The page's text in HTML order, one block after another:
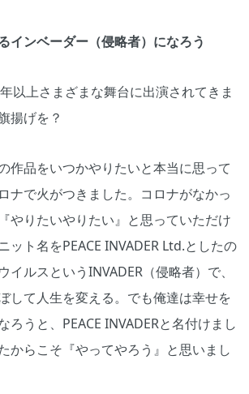
インベーダー（侵略者）になろう
以上さまざまな舞台に出演されてきま
揚げを？
作品をいつかやりたいと本当に思って
ナで火がつきました。コロナがなかっ
やりたいやりたい』と思っていただけ
ット名をPEACE INVADER Ltd.としたの
イルスというINVADER（侵略者）で、
して人生を変える。でも俺達は幸せを
ろうと、PEACE INVADERと名付けまし
からこそ『やってやろう』と思いまし